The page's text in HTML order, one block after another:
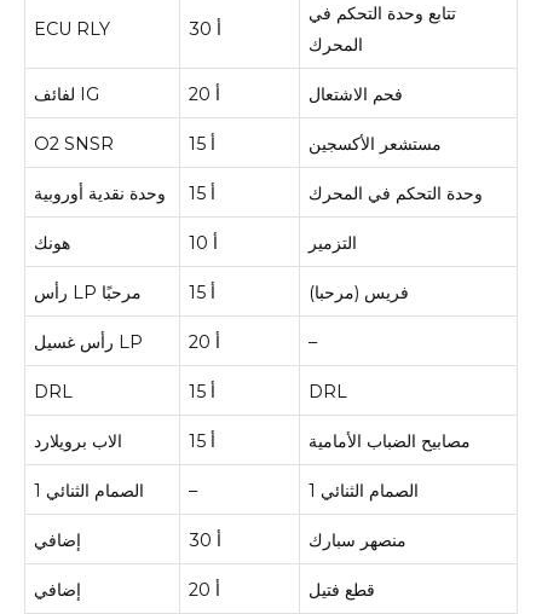
ECU RLY 30 أ
تتابع وحدة التحكم في
المحرك
لفائف IG 20 أ فحم الاشتعال
O2 SNSR 15 أ مستشعر الأكسجين
وحدة نقدية أوروبية 15 أ وحدة التحكم في المحرك
هونك 10 أ التزمير
رأس LP مرحبًا 15 أ فريس (مرحبا)
رأس غسيل LP 20 أ –
DRL 15 أ DRL
الاب برويلارد 15 أ مصابيح الضباب الأمامية
الصمام الثنائي 1 – الصمام الثنائي 1
إضافي 30 أ منصهر سبارك
إضافي 20 أ قطع فتيل